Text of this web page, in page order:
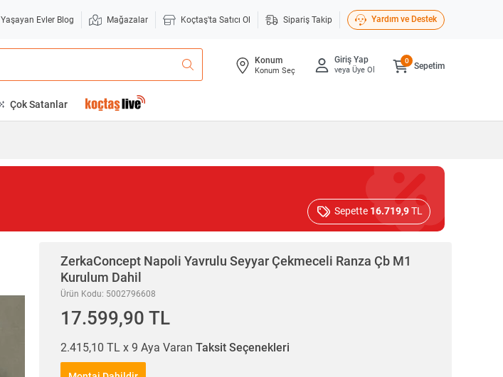
Yaşayan Evler Blog Mağazalar Koçtaş'ta Satıcı Ol Sipariş Takip Yardım ve Destek
Konum
Konum Seç
Giriş Yap
veya Üye Ol Sepetim
0
Çok Satanlar
Sepette 16.719,9TL
ZerkaConcept Napoli Yavrulu Seyyar Çekmeceli Ranza Çb M1
Kurulum Dahil
Ürün Kodu: 5002796608
17.599,90 TL
2.415,10 TL x 9 Aya Varan Taksit Seçenekleri